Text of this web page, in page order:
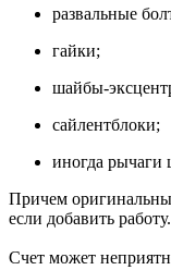
развальные
гайки;
шайбы-
сайлентблоки;
иногда рычаги
Причем
если добавить
Счет может